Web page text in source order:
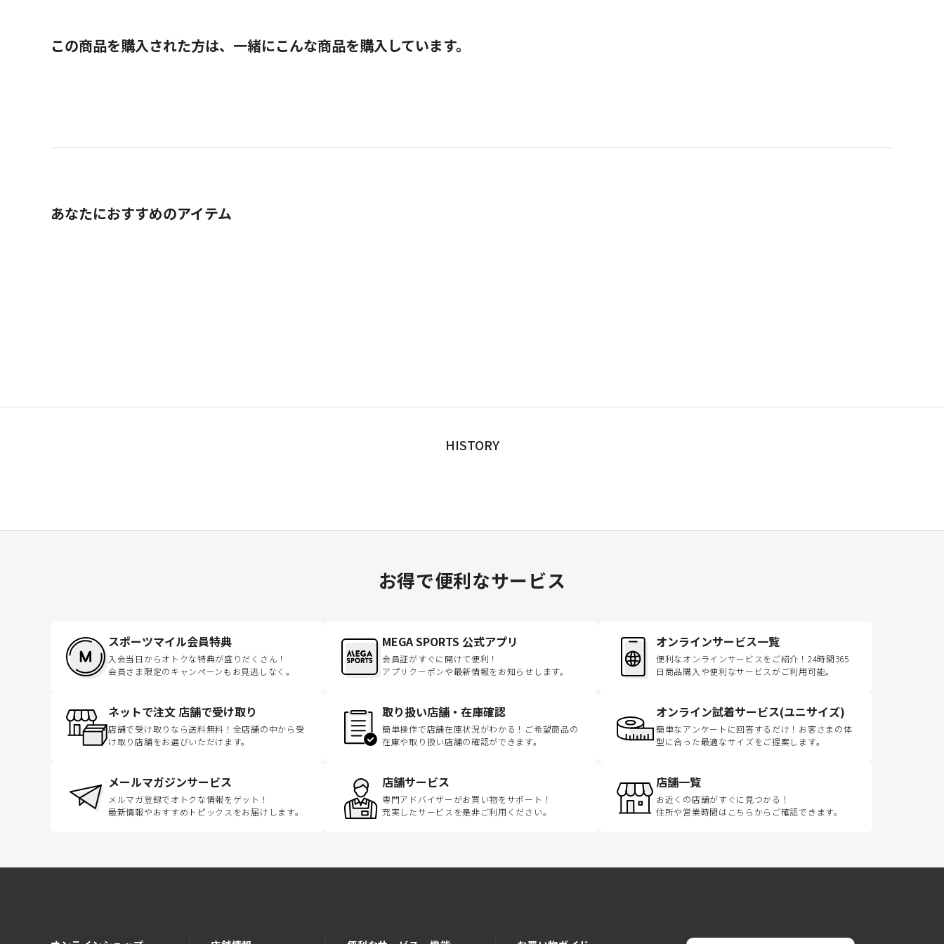
この商品を購入された方は、一緒にこんな商品を購入しています。
あなたにおすすめのアイテム
HISTORY
お得で便利なサービス
スポーツマイル会員特典
入会当日からオトクな特典が盛りだくさん！
会員さま限定のキャンペーンもお見逃しなく。
MEGA SPORTS 公式アプリ
会員証がすぐに開けて便利！
アプリクーポンや最新情報をお知らせします。
オンラインサービス一覧
便利なオンラインサービスをご紹介！24時間365
日商品購入や便利なサービスがご利用可能。
ネットで注文 店舗で受け取り
店舗で受け取りなら送料無料！全店舗の中から受
け取り店舗をお選びいただけます。
取り扱い店舗・在庫確認
簡単操作で店舗在庫状況がわかる！ご希望商品の
在庫や取り扱い店舗の確認ができます。
オンライン試着サービス(ユニサイズ)
簡単なアンケートに回答するだけ！お客さまの体
型に合った最適なサイズをご提案します。
メールマガジンサービス
メルマガ登録でオトクな情報をゲット！
最新情報やおすすめトピックスをお届けします。
店舗サービス
専門アドバイザーがお買い物をサポート！
充実したサービスを是非ご利用ください。
店舗一覧
お近くの店舗がすぐに見つかる！
住所や営業時間はこちらからご確認できます。